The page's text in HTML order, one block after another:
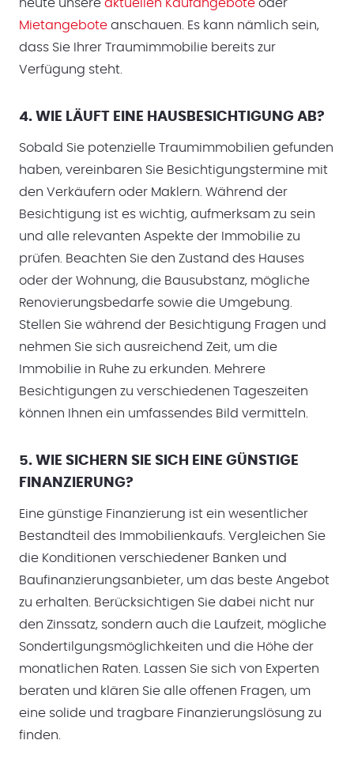
heute unsere aktuellen Kaufangebote oder
Mietangebote anschauen. Es kann nämlich sein,
dass Sie Ihrer Traumimmobilie bereits zur
Verfügung steht.
4. WIE LÄUFT EINE HAUSBESICHTIGUNG AB?
Sobald Sie potenzielle Traumimmobilien gefunden
haben, vereinbaren Sie Besichtigungstermine mit
den Verkäufern oder Maklern. Während der
Besichtigung ist es wichtig, aufmerksam zu sein
und alle relevanten Aspekte der Immobilie zu
prüfen. Beachten Sie den Zustand des Hauses
oder der Wohnung, die Bausubstanz, mögliche
Renovierungsbedarfe sowie die Umgebung.
Stellen Sie während der Besichtigung Fragen und
nehmen Sie sich ausreichend Zeit, um die
Immobilie in Ruhe zu erkunden. Mehrere
Besichtigungen zu verschiedenen Tageszeiten
können Ihnen ein umfassendes Bild vermitteln.
5. WIE SICHERN SIE SICH EINE GÜNSTIGE
FINANZIERUNG?
Eine günstige Finanzierung ist ein wesentlicher
Bestandteil des Immobilienkaufs. Vergleichen Sie
die Konditionen verschiedener Banken und
Baufinanzierungsanbieter, um das beste Angebot
zu erhalten. Berücksichtigen Sie dabei nicht nur
den Zinssatz, sondern auch die Laufzeit, mögliche
Sondertilgungsmöglichkeiten und die Höhe der
monatlichen Raten. Lassen Sie sich von Experten
beraten und klären Sie alle offenen Fragen, um
eine solide und tragbare Finanzierungslösung zu
finden.